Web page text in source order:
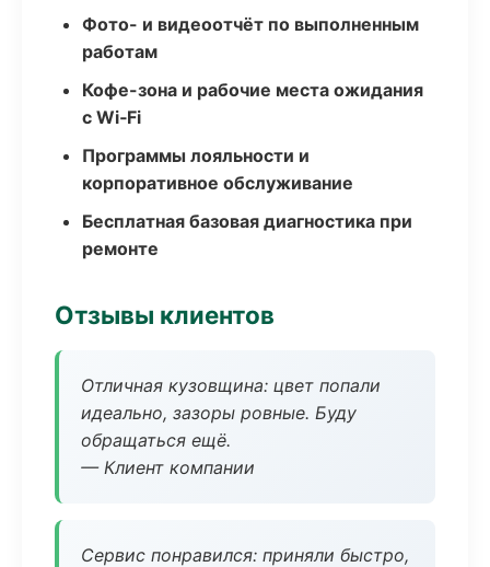
Фото- и видеоотчёт по выполненным
работам
Кофе-зона и рабочие места ожидания
с Wi‑Fi
Программы лояльности и
корпоративное обслуживание
Бесплатная базовая диагностика при
ремонте
Отзывы клиентов
Отличная кузовщина: цвет попали
идеально, зазоры ровные. Буду
обращаться ещё.
— Клиент компании
Сервис понравился: приняли быстро,